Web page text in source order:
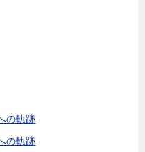
の軌跡
の軌跡